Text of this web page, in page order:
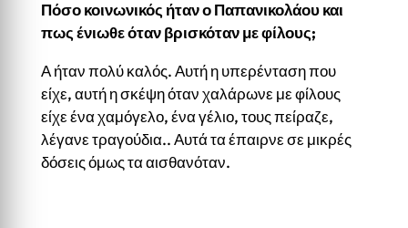
Πόσο κοινωνικός ήταν ο Παπανικολάου και
πως ένιωθε όταν βρισκόταν με φίλους;
Α ήταν πολύ καλός. Αυτή η υπερένταση που
είχε, αυτή η σκέψη όταν χαλάρωνε με φίλους
είχε ένα χαμόγελο, ένα γέλιο, τους πείραζε,
λέγανε τραγούδια.. Αυτά τα έπαιρνε σε μικρές
δόσεις όμως τα αισθανόταν.